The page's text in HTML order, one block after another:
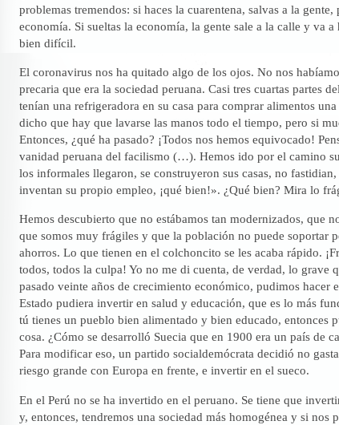
problemas tremendos: si haces la cuarentena, salvas a la gente,
economía. Si sueltas la economía, la gente sale a la calle y va a
bien difícil.
El coronavirus nos ha quitado algo de los ojos. No nos
precaria que era la sociedad peruana. Casi tres cuartas partes
tenían una refrigeradora en su casa para comprar alimentos
dicho que hay que lavarse las manos todo el tiempo, pero si
Entonces, ¿qué ha pasado? ¡Todos nos hemos equivocado!
vanidad peruana del facilismo (…). Hemos ido por el camino
los informales llegaron, se construyeron sus casas, no
inventan su propio empleo, ¡qué bien!». ¿Qué bien? Mira lo
Hemos descubierto que no estábamos tan modernizados, que
que somos muy frágiles y que la población no puede soportar
ahorros. Lo que tienen en el colchoncito se les acaba rápido.
todos, todos la culpa! Yo no me di cuenta, de verdad, lo grave
pasado veinte años de crecimiento económico, pudimos hacer
Estado pudiera invertir en salud y educación, que es lo más
tú tienes un pueblo bien alimentado y bien educado, entonces
cosa. ¿Cómo se desarrolló Suecia que en 1900 era un país de
Para modificar eso, un partido socialdemócrata decidió no
riesgo grande con Europa en frente, e invertir en el sueco.
En el Perú no se ha invertido en el peruano. Se tiene que
y, entonces, tendremos una sociedad más homogénea y si nos